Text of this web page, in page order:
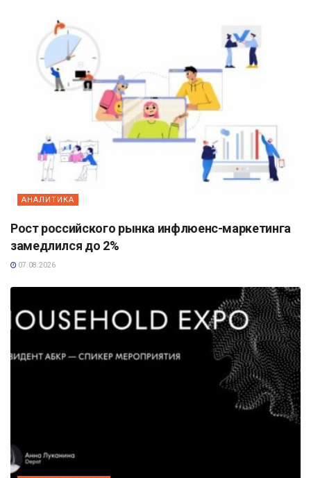
АНАЛИТИКА
Рост российского рынка инфлюенс-маркетинга
замедлился до 2%
07.08.2026